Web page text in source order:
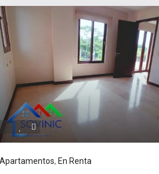
Apartamentos, En Renta